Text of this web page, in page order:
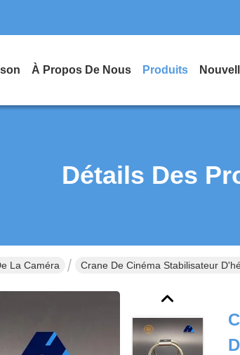
À Propos De Nous Produits
Détails Des
La Caméra Crane De Cinéma Stabilisateur